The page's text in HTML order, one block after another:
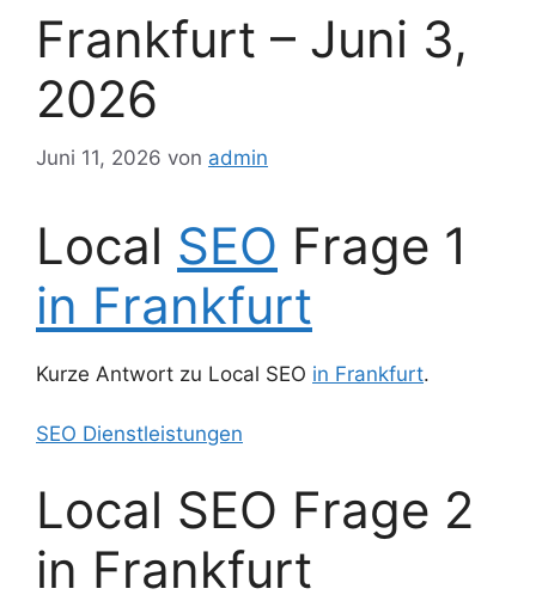
Frankfurt – Juni 3,
2026
Juni 11, 2026 von admin
Local SEO Frage 1
in Frankfurt
Kurze Antwort zu Local SEO in Frankfurt.
SEO Dienstleistungen
Local SEO Frage 2
in Frankfurt